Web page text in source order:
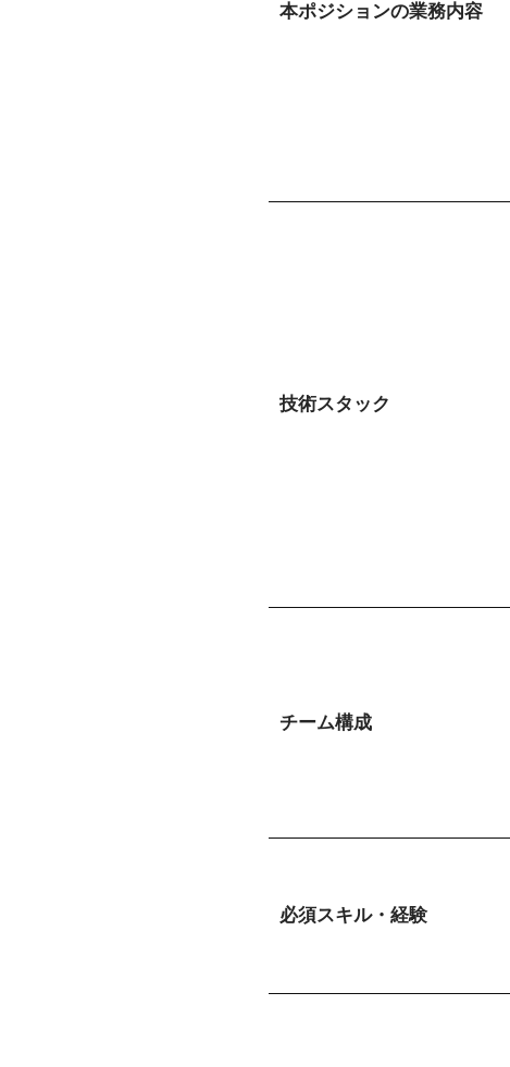
本ポジションの業務内容
技術スタック
チーム構成
必須スキル・経験